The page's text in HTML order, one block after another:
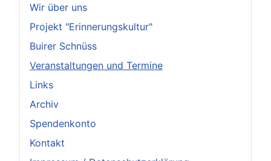
Wir über uns
Projekt "Erinnerungskultur"
Buirer Schnüss
Veranstaltungen und Termine
Links
Archiv
Spendenkonto
Kontakt